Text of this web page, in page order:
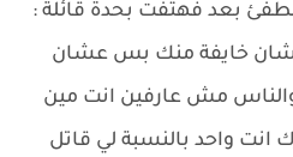
بعد فهتفت بحدة قائلة :
خايفة منك بس عشان
مش عارفين انت مين
انت واحد بالنسبة لي قاتل